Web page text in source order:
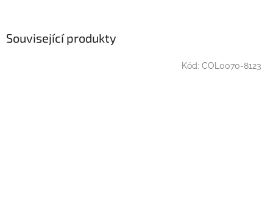
Související produkty
Kód: COL0070-8123